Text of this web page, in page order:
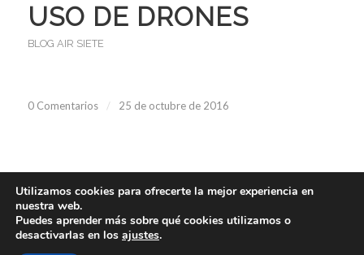
USO DE DRONES
BLOG AIR SIETE
0 Comentarios / 25 de octubre de 2016
© Copyright - AirSiete - Diseño web:
Utilizamos cookies para ofrecerte la mejor experiencia en
nuestra web.
Puedes aprender más sobre qué cookies utilizamos o
desactivarlas en los ajustes.